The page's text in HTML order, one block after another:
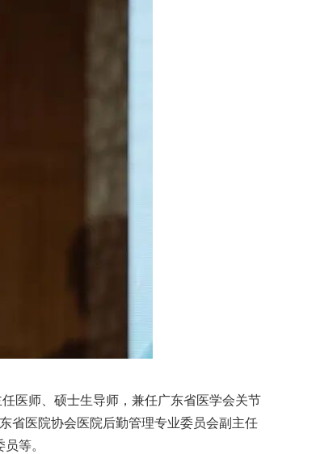
医师、硕士生导师，兼任广东省医学会关节
省医院协会医院后勤管理专业委员会副主任
等。